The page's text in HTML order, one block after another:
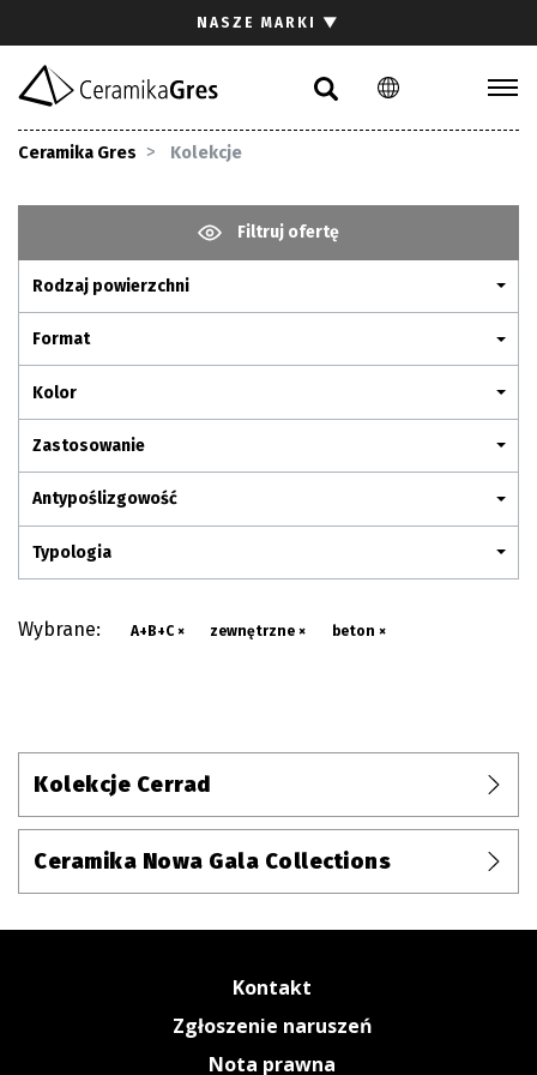
PL EN DE
NASZE MARKI ▼
Ceramika Gres Kolekcje
Filtruj ofertę
Rodzaj powierzchni
Format
Kolor
Zastosowanie
Antypoślizgowość
Typologia
Wybrane: A+B+C × zewnętrzne × beton ×
Kolekcje Cerrad
Ceramika Nowa Gala Collections
Kontakt
Zgłoszenie naruszeń
Nota prawna
Pliki do pobrania